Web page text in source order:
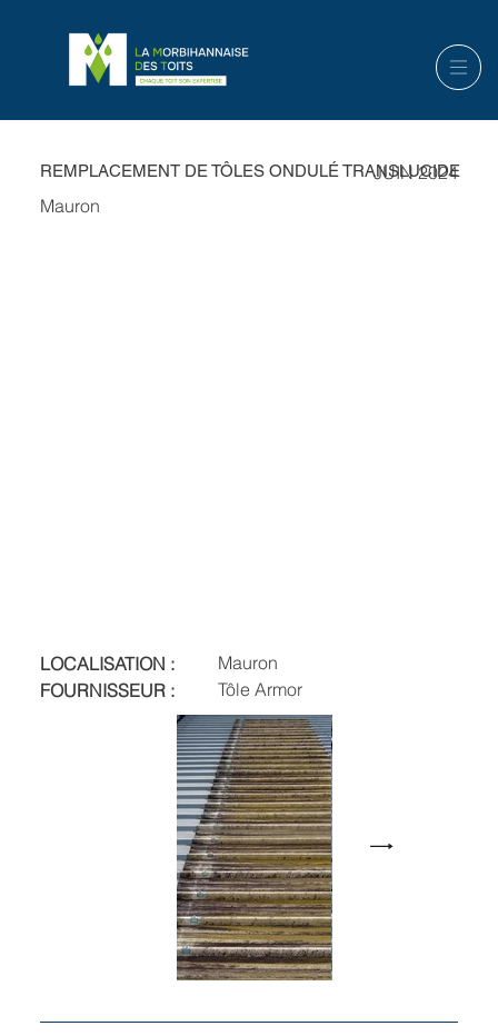
REMPLACEMENT DE TÔLES ONDULÉ TRANSLUCIDE
Mauron
JUIN 2024
LOCALISATION :
Mauron
FOURNISSEUR :
Tôle Armor